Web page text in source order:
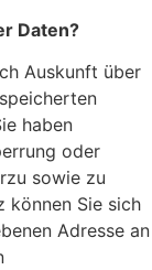
Daten?
Auskunft über
haben
oder
sowie zu
können Sie sich
Adresse an